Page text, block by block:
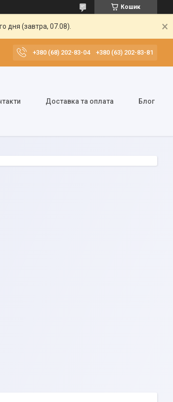
Кошик
дня (завтра, 07.08).
+380 (68) 202-83-04 +380 (63) 202-83-81
Доставка та оплата Блог